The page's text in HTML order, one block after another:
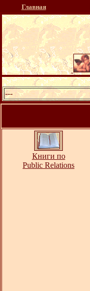
Главная
---
Книги по
Public Relations